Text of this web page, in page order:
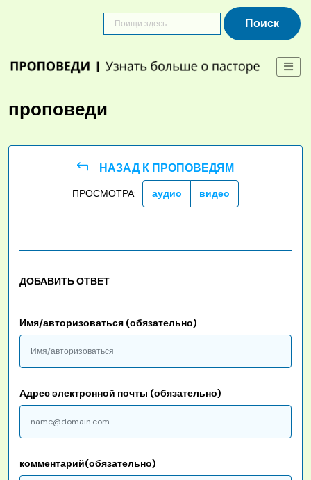
проповеди
НАЗАД К ПРОПОВЕДЯМ
ПРОСМОТРА: аудио видео
ДОБАВИТЬ ОТВЕТ
комментарий(обязательно)
Имя/авторизоваться (обязательно)
Адрес электронной почты (обязательно)